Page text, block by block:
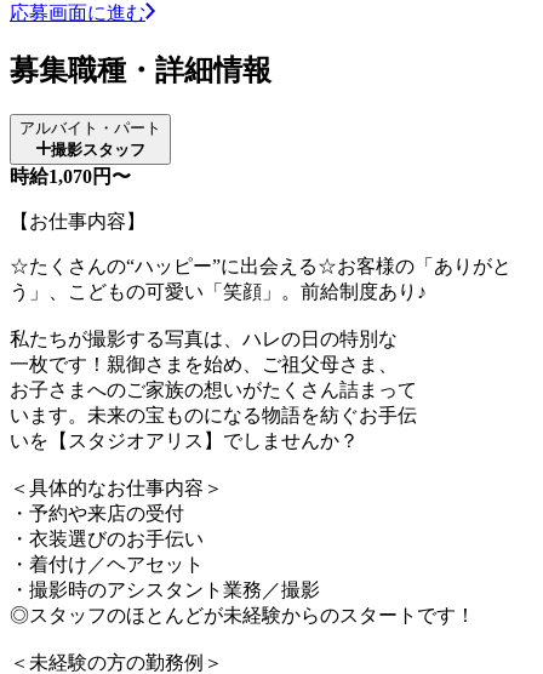
応募画面に進む
募集職種・詳細情報
アルバイト・パート
撮影スタッフ
時給1,070円〜
【お仕事内容】
☆たくさんの“ハッピー”に出会える☆お客様の「ありがと
う」、こどもの可愛い「笑顔」。前給制度あり♪
私たちが撮影する写真は、ハレの日の特別な
一枚です！親御さまを始め、ご祖父母さま、
お子さまへのご家族の想いがたくさん詰まって
います。未来の宝ものになる物語を紡ぐお手伝
いを【スタジオアリス】でしませんか？
＜具体的なお仕事内容＞
・予約や来店の受付
・衣装選びのお手伝い
・着付け／ヘアセット
・撮影時のアシスタント業務／撮影
◎スタッフのほとんどが未経験からのスタートです！
＜未経験の方の勤務例＞